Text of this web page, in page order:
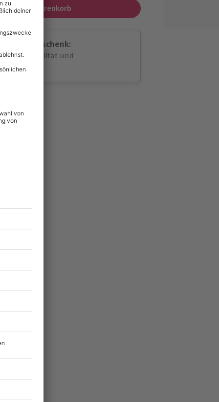
In den Warenkorb
Geschenk:
volle Flexibilität und
für alle Erlebnisse